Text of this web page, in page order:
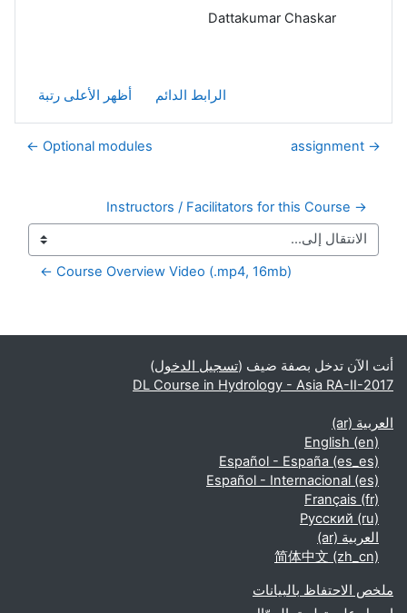
Dattakumar Chaskar
الرابط الدائم أظهر الأعلى رتبة
→ assignment
Optional modules ←
→ Instructors / Facilitators for this Course
Course Overview Video (.mp4, 16mb) ←
الكتل التكميلية
أنت الآن تدخل بصفة ضيف (تسجيل الدخول)
DL Course in Hydrology - Asia RA-II-2017
العربية ‎(ar)‎
English ‎(en)‎
Español - España ‎(es_es)‎
Español - Internacional ‎(es)‎
Français ‎(fr)‎
Русский ‎(ru)‎
العربية ‎(ar)‎
简体中文 ‎(zh_cn)‎
ملخص الاحتفاظ بالبيانات